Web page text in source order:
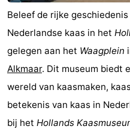
Beleef de rijke
Nederlandse kaas in het
gelegen aan het Waagplein
Alkmaar. Dit museum biedt
wereld van kaasmaken,
betekenis van kaas in
bij het Hollands